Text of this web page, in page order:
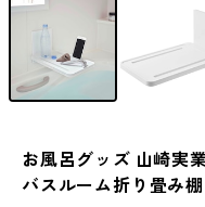
お風呂グッズ 山崎実
バスルーム折り畳み